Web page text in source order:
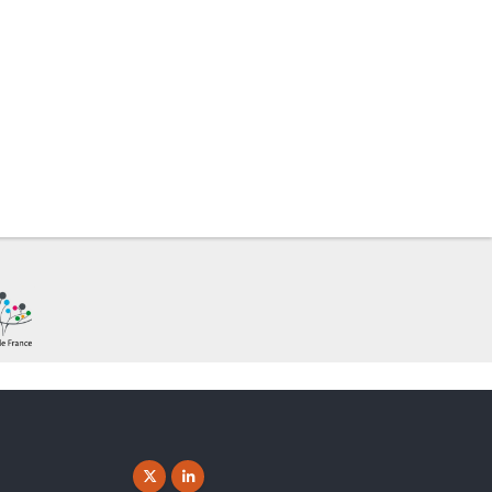
X ( New window)
Linkedin ( New window)